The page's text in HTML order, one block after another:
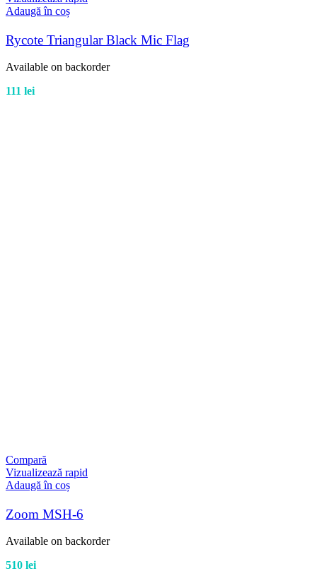
Adaugă în coș
Rycote Triangular Black Mic Flag
Available on backorder
111 lei
Compară
Vizualizează rapid
Adaugă în coș
Zoom MSH-6
Available on backorder
510 lei